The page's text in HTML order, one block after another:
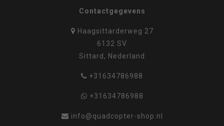
Contactgegevens
Haagsittarderweg 27
6132 SV
Sittard, Nederland
+31634786988
+31634786988
info@quadcopter-shop.nl